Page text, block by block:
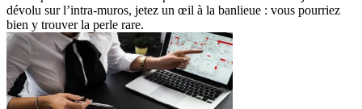
dévolu sur l’intra-muros, jetez un œil à la banlieue : vous pourriez
bien y trouver la perle rare.